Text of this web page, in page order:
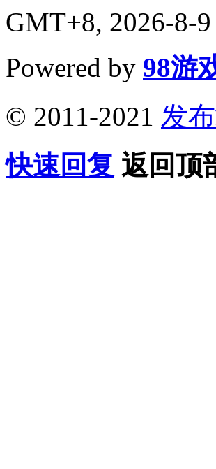
GMT+8, 2026-8-
Powered by 98游
© 2011-2021 发
快速回复 返回顶